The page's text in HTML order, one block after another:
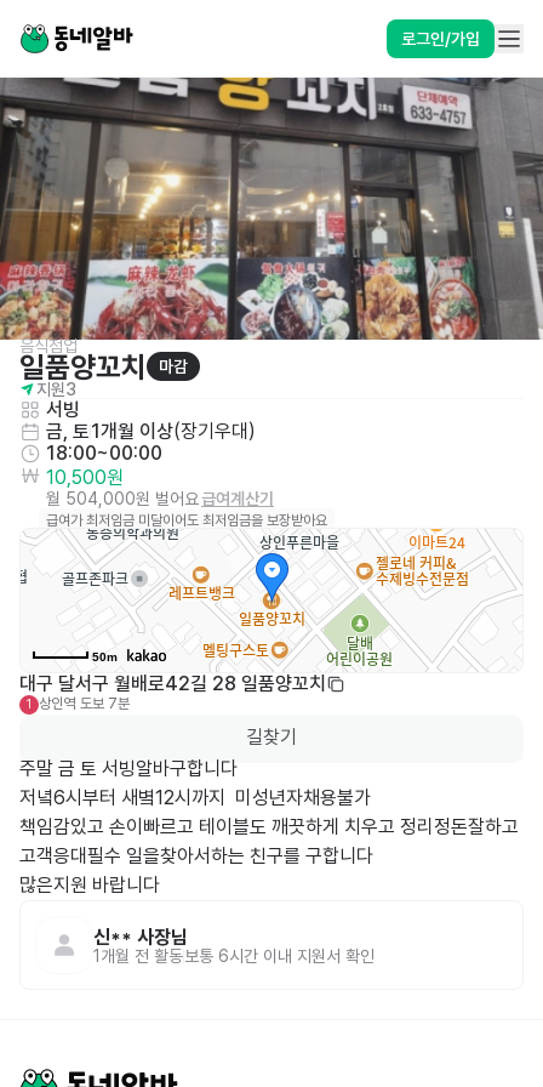
로그인/가입
음식점업
일품양꼬치
마감
지원3
서빙
금, 토1개월 이상(장기우대 )
18:00~00:00
10,500원
월 504,000원 벌어요급여계산기
급여가 최저임금 미달이어도 최저임금을 보장받아요
50m
대구 달서구 월배로42길 28 일품양꼬치
1 상인역 도보 7분
길찾기
주말 금 토 서빙알바구합니다
저녘6시부터 새볔12시까지  미성년자채용불가
책임감있고 손이빠르고 테이블도 깨끗하게 치우고 정리정돈잘하고
고객응대필수 일을찾아서하는 친구를 구합니다
많은지원 바랍니다
신** 사장님
1개월 전 활동 보통 6시간 이내 지원서 확인